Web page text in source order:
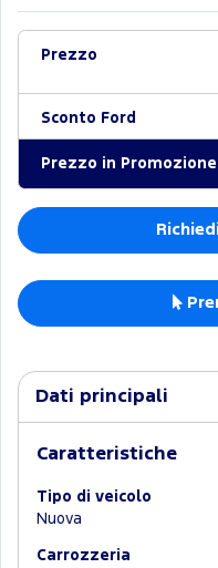
Prezzo
Sconto Ford
Prezzo in Promozione
Dati principali
Caratteristiche
Tipo di veicolo
Nuova
Carrozzeria